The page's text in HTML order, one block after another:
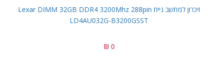
זיכרון למחשב נייח Lexar DIMM 32GB DDR4 3200Mhz 288pin
LD4AU032G-B3200GSST
0 ₪